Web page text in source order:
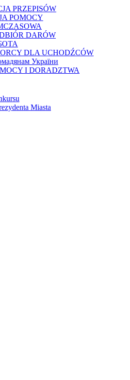
PRZEPISÓW
POMOCY
DARÓW
DLA UCHODŹCÓW
України
I DORADZTWA
Miasta